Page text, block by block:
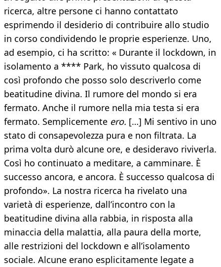
ricerca, altre persone ci hanno contattato
esprimendo il desiderio di contribuire allo studio
in corso condividendo le proprie esperienze. Uno,
ad esempio, ci ha scritto: « Durante il lockdown, in
isolamento a **** Park, ho vissuto qualcosa di
così profondo che posso solo descriverlo come
beatitudine divina. Il rumore del mondo si era
fermato. Anche il rumore nella mia testa si era
fermato. Semplicemente ero. […] Mi sentivo in uno
stato di consapevolezza pura e non filtrata. La
prima volta durò alcune ore, e desideravo riviverla.
Così ho continuato a meditare, a camminare. È
successo ancora, e ancora. È successo qualcosa di
profondo». La nostra ricerca ha rivelato una
varietà di esperienze, dall’incontro con la
beatitudine divina alla rabbia, in risposta alla
minaccia della malattia, alla paura della morte,
alle restrizioni del lockdown e all’isolamento
sociale. Alcune erano esplicitamente legate a